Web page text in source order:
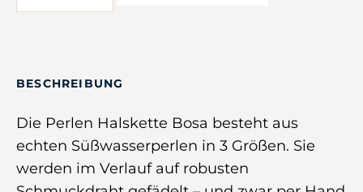
BESCHREIBUNG
Die Perlen Halskette Bosa besteht aus
echten Süßwasserperlen in 3 Größen. Sie
werden im Verlauf auf robusten